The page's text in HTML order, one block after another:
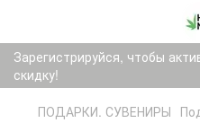
Зарегистрируйся, чтобы
скидку!
ПОДАРКИ. СУВЕНИРЫ